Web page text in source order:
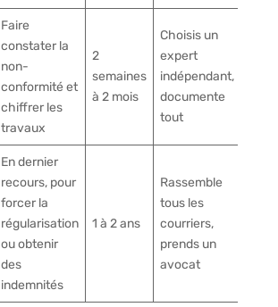
Faire
constater la
non-
conformité et
chiffrer les
travaux
2
semaines
à 2 mois
Choisis un
expert
indépendant,
documente
tout
En dernier
recours, pour
forcer la
régularisation
ou obtenir
des
indemnités
1 à 2 ans
Rassemble
tous les
courriers,
prends un
avocat